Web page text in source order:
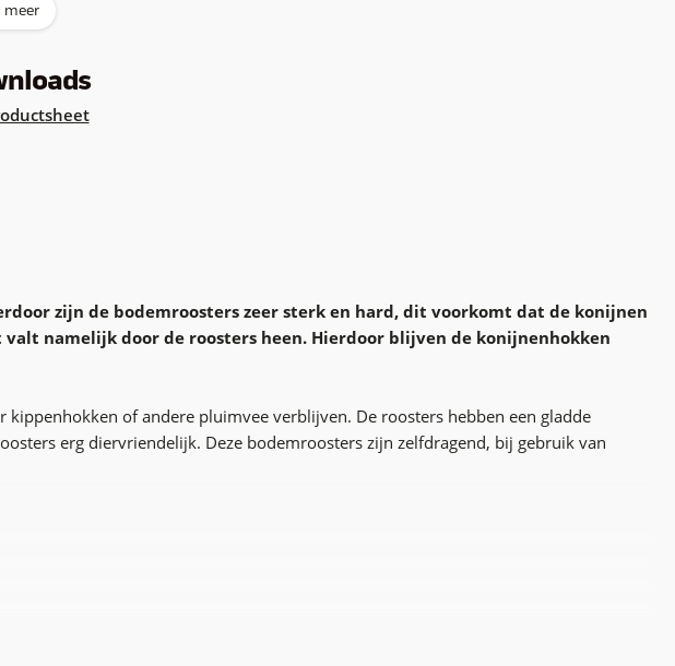
meer
zijn de bodemroosters zeer sterk en hard, dit voorkomt dat de konijnen
namelijk door de roosters heen. Hierdoor blijven de konijnenhokken
of andere pluimvee verblijven. De roosters hebben een gladde
erg diervriendelijk. Deze bodemroosters zijn zelfdragend, bij gebruik van